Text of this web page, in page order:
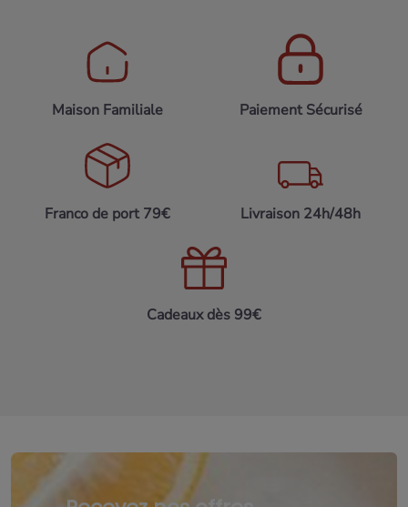
Notre recette de Foie gras en terrine :
votre foie gras. Déveiner soigneusement, sans faire de
trop petits morceaux. Assaisonner de 12.5g de sel par
cuire 25mn à 140° au bain marie. Pour le poêler, fariner
chaque coté. DLC: 10 jours
Maison Familiale Paiement Sécurisé
Franco de port 79€ Livraison 24h/48h
Cadeaux dès 99€